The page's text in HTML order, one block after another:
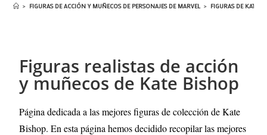
> FIGURAS DE ACCIÓN Y MUÑECOS DE PERSONAJES DE MARVEL > FIGURAS DE KATE
Figuras realistas de acción
y muñecos de Kate Bishop
Página dedicada a las mejores figuras de colección de Kate
Bishop. En esta página hemos decidido recopilar las mejores